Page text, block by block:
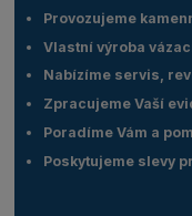
Provozujeme
Vlastní výroba
Nabízíme servis,
Zpracujeme Vaší
Poradíme Vám a
Poskytujeme slevy